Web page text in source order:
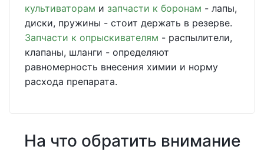
культиваторам и запчасти к боронам - лапы,
диски, пружины - стоит держать в резерве.
Запчасти к опрыскивателям - распылители,
клапаны, шланги - определяют
равномерность внесения химии и норму
расхода препарата.
На что обратить внимание